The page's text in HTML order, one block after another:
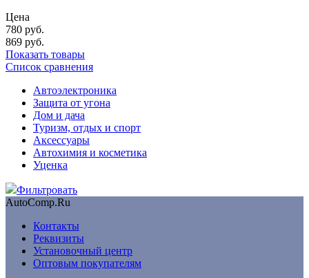
Цена
780 руб.
869 руб.
Показать товары
Список сравнения
Автоэлектроника
Защита от угона
Дом и дача
Туризм, отдых и спорт
Аксессуары
Автохимия и косметика
Уценка
Фильтровать
AutoComp.Ru
Контакты
Реквизиты
Установочный центр
Оптовым покупателям